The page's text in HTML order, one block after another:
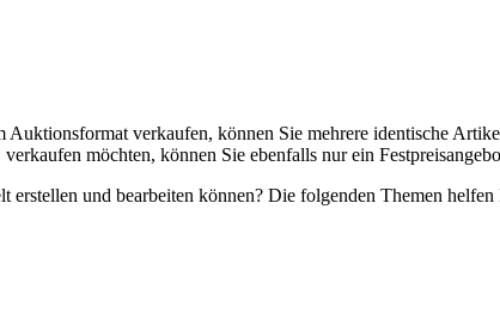
verkaufen, können Sie mehrere identische
möchten, können Sie ebenfalls nur ein
erstellen und bearbeiten können? Die folgenden Themen